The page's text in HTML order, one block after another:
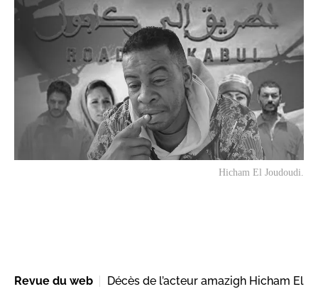
Hicham El Joudoudi.
Revue du web
Décès de l’acteur amazigh Hicham El